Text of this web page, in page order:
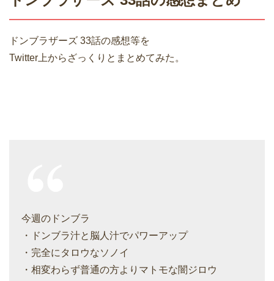
ドンブラザーズ 33話の感想等を
Twitter上からざっくりとまとめてみた。
今週のドンブラ
・ドンブラ汁と脳人汁でパワーアップ
・完全にタロウなソノイ
・相変わらず普通の方よりマトモな闇ジロウ